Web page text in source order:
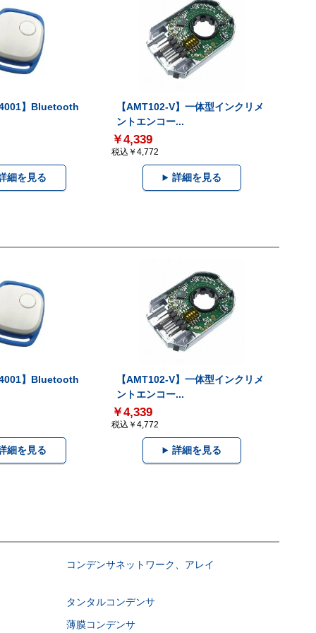
】Bluetooth
細を見る
【AMT102-V】一体型インクリメ
ントエンコー...
￥4,339
税込￥4,772
詳細を見る
】Bluetooth
細を見る
【AMT102-V】一体型インクリメ
ントエンコー...
￥4,339
税込￥4,772
詳細を見る
コンデンサネットワーク、アレイ
タンタルコンデンサ
薄膜コンデンサ